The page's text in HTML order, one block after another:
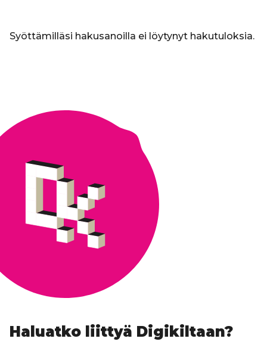
Syöttämilläsi hakusanoilla ei löytynyt hakutuloksia.
Haluatko liittyä Digikiltaan?